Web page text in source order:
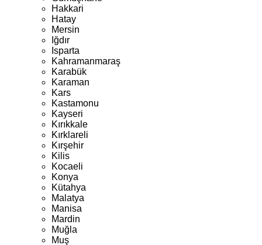
Hakkari
Hatay
Mersin
Iğdır
Isparta
Kahramanmaraş
Karabük
Karaman
Kars
Kastamonu
Kayseri
Kırıkkale
Kırklareli
Kırşehir
Kilis
Kocaeli
Konya
Kütahya
Malatya
Manisa
Mardin
Muğla
Muş